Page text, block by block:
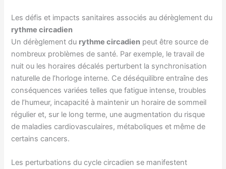
Les défis et impacts sanitaires associés au dérèglement du
rythme circadien
Un dérèglement du rythme circadien peut être source de
nombreux problèmes de santé. Par exemple, le travail de
nuit ou les horaires décalés perturbent la synchronisation
naturelle de l’horloge interne. Ce déséquilibre entraîne des
conséquences variées telles que fatigue intense, troubles
de l’humeur, incapacité à maintenir un horaire de sommeil
régulier et, sur le long terme, une augmentation du risque
de maladies cardiovasculaires, métaboliques et même de
certains cancers.
Les perturbations du cycle circadien se manifestent